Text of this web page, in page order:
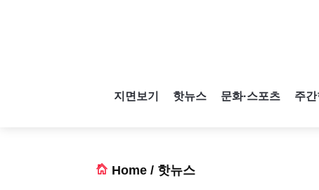
지면보기 핫뉴스 문화·스포츠 주
Home / 핫뉴스